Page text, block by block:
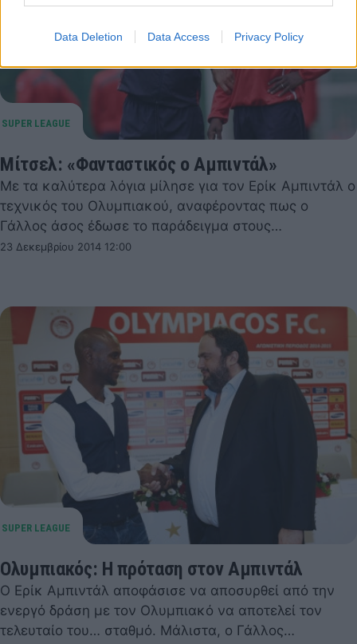
Data Deletion Data Access Privacy Policy
Μίτσελ: «Φανταστικός ο Αμπιντάλ»
Με τα καλύτερα λόγια μίλησε για τον Ερίκ Αμπιντάλ ο
τεχνικός του Ολυμπιακού, αναφέροντας πως ο
Γάλλος άσος έδωσε το παράδειγμα στους…
23 Δεκεμβρίου 2014 12:00
Ολυμπιακός: Η πρόταση στον Αμπιντάλ
Ο Ερίκ Αμπιντάλ αποφάσισε να αποσυρθεί από την
ενεργό δράση με τον Ολυμπιακό να αποτελεί τον
τελευταίο του… σταθμό. Μάλιστα, ο Γάλλος…